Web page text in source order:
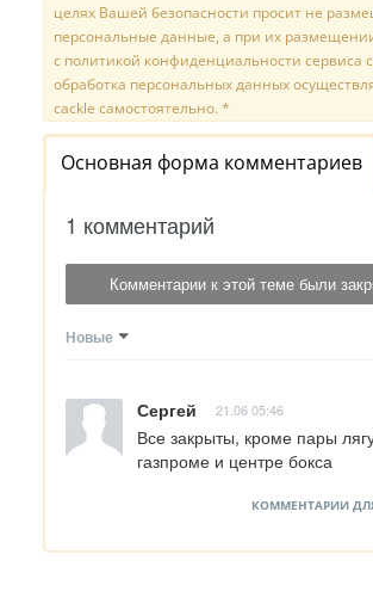
целях Вашей безопасности просит не
персональные данные, а при их
с политикой конфиденциальности сервиса
обработка персональных данных
cackle самостоятельно. *
Основная форма комментариев
1 комментарий
Комментарии к этой теме были
Новые
Сергей 21.06 05:46
Все закрыты, кроме пары
газпроме и центре бокса
КОММЕНТАРИИ